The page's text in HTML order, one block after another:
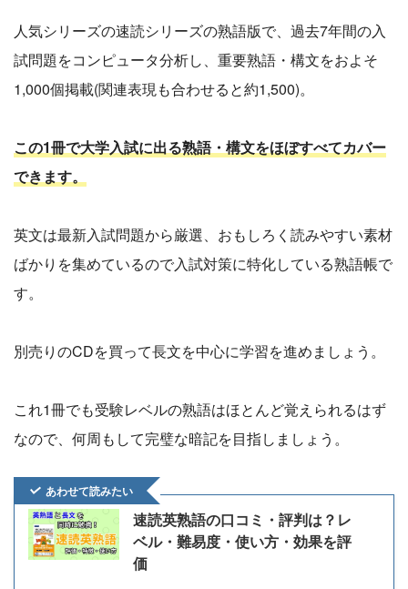
人気シリーズの速読シリーズの熟語版で、過去7年間の入
試問題をコンピュータ分析し、重要熟語・構文をおよそ
1,000個掲載(関連表現も合わせると約1,500)。
この1冊で大学入試に出る熟語・構文をほぼすべてカバー
できます。
英文は最新入試問題から厳選、おもしろく読みやすい素材
ばかりを集めているので入試対策に特化している熟語帳で
す。
別売りのCDを買って長文を中心に学習を進めましょう。
これ1冊でも受験レベルの熟語はほとんど覚えられるはず
なので、何周もして完璧な暗記を目指しましょう。
あわせて読みたい
速読英熟語の口コミ・評判は？レ
ベル・難易度・使い方・効果を評
価